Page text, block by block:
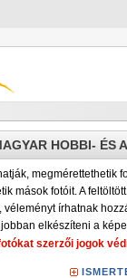
HOBBI- ÉS
megmérettethetik
mások fotóit. A
írhatnak
elkészíteni a
szerzői jogok